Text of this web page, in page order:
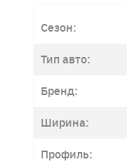
Сезон:
Тип авто:
Бренд:
Ширина:
Профиль: